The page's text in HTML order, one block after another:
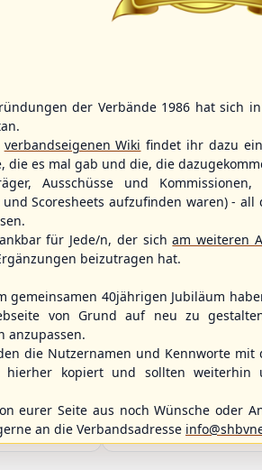
- Group Germany
Box-Score
2026 - Group
12:00 Uhr
Braunschweig 89ers
2. Baseball-Bundesliga
der Verbände 1986 hat sich
verbandseigenen Wiki findet ihr dazu
die es mal gab und die, die
Ausschüsse und
und Scoresheets aufzufinden waren) -
für Jede/n, der sicham weiteren
beizutragen hat.
gemeinsamen 40jährigen Jubiläum
von Grund auf neu zu
anzupassen.
die Nutzernamen und Kennworte
hierher kopiert und sollten weiterhin
eurer Seite aus noch Wünsche oder
an die Verbandsadresse